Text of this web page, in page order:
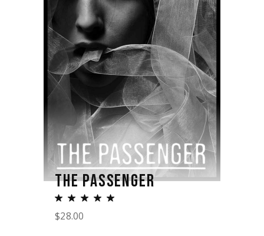
THE PASSENGER
$28.00